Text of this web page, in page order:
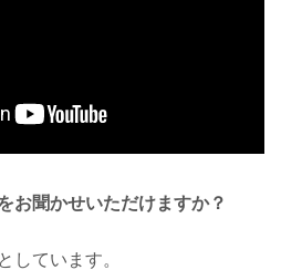
お聞かせいただけますか？
しています。